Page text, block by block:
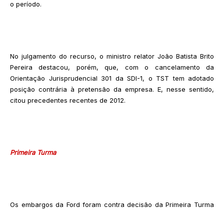
o período.
No julgamento do recurso, o ministro relator João Batista Brito
Pereira destacou, porém, que, com o cancelamento da
Orientação Jurisprudencial 301 da SDI-1, o TST tem adotado
posição contrária à pretensão da empresa. E, nesse sentido,
citou precedentes recentes de 2012.
Primeira Turma
Os embargos da Ford foram contra decisão da Primeira Turma